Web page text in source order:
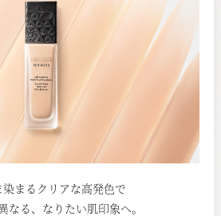
染まるクリアな高発色で
なる、なりたい肌印象へ。